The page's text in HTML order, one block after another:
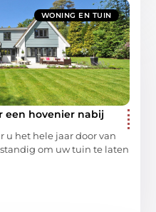
WONING EN TUIN
een hovenier nabij
u het hele jaar door van
om uw tuin te laten